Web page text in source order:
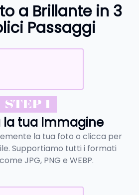
a Brillante in 3
Passaggi
STEP 1
la tua Immagine
la tua foto o clicca per
Supportiamo tutti i formati
JPG, PNG e WEBP.